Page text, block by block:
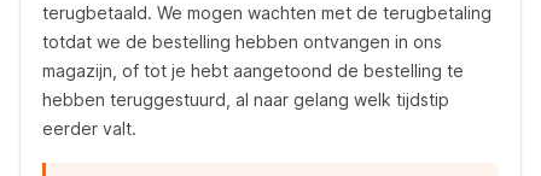
terugbetaald. We mogen wachten met de terugbetaling
totdat we de bestelling hebben ontvangen in ons
magazijn, of tot je hebt aangetoond de bestelling te
hebben teruggestuurd, al naar gelang welk tijdstip
eerder valt.